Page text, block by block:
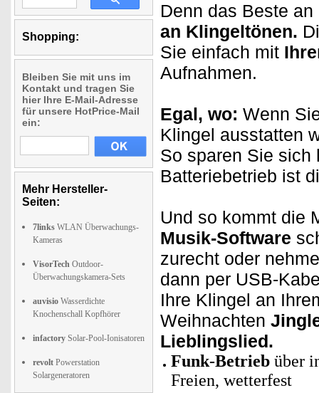
Shopping:
Bleiben Sie mit uns im
Kontakt und tragen Sie
hier Ihre E-Mail-Adresse
für unsere HotPrice-Mail
ein:
Mehr Hersteller-
Seiten:
7links WLAN Überwachungs-
Kameras
VisorTech Outdoor-
Überwachungskamera-Sets
auvisio Wasserdichte
Knochenschall Kopfhörer
infactory Solar-Pool-Ionisatoren
revolt Powerstation
Solargeneratoren
Denn das Beste
an Klingeltönen.
Sie einfach mit
Aufnahmen.
Egal, wo: Wenn
Klingel ausstatten
So sparen Sie sich
Batteriebetrieb ist
Und so kommt die
Musik-Software
zurecht oder
dann per USB-
Ihre Klingel an
Weihnachten
Lieblingslied.
Funk-Betrieb über
Freien, wetterfest